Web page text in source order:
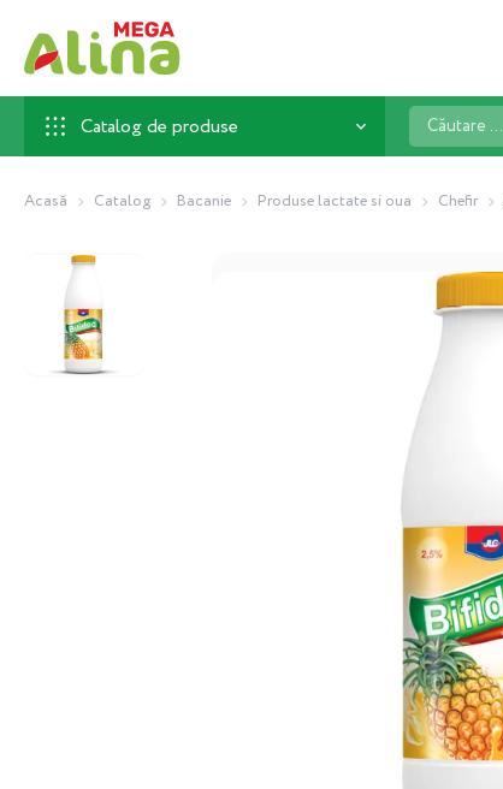
Catalog de produse
Căutare
...
Acasă Catalog Bacanie Produse lactate si oua Chefir